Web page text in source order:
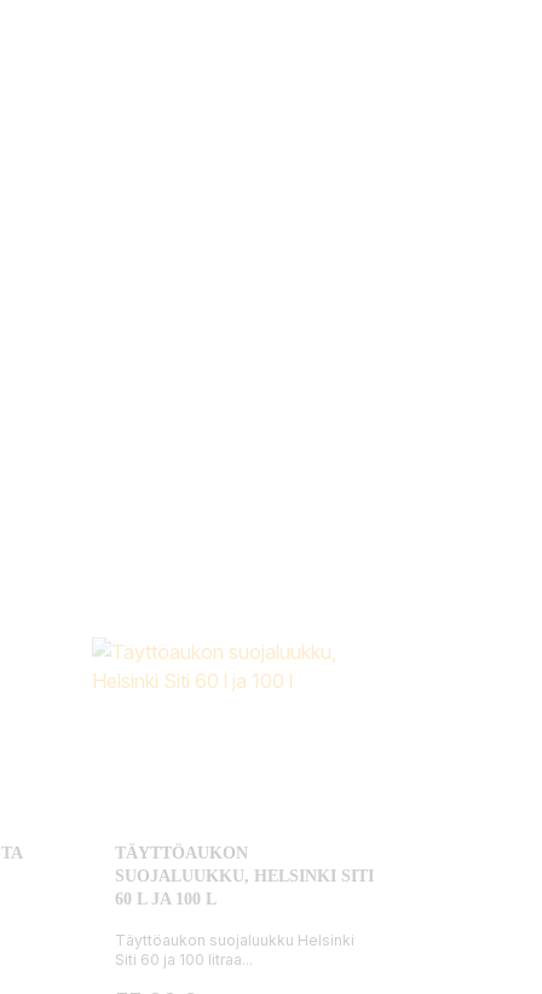
TÄYTTÖAUKON
SUOJALUUKKU, HELSINKI SITI
60 L JA 100 L
Täyttöaukon suojaluukku Helsinki
Siti 60 ja 100 litraa...